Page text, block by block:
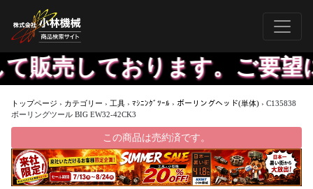
しております。ご要望に
トップページ › カテゴリー › 工具 › ﾏｼﾆﾝｸﾞﾂｰﾙ › ボーリングヘッド(単体) › C135838
ボーリングツール BIG EW32-42CK3
この商品は売約済です。